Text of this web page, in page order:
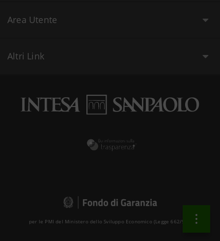
Area Utente
Altri Link
per le PMI del Ministero dello Sviluppo Economico (Legge 662/96 )